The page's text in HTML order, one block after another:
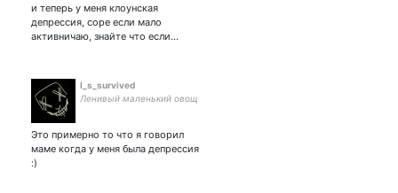
и теперь у меня клоунская
депрессия, соре если мало
активничаю, знайте что если…
l_s_survived
Ленивый маленький овощ
Это примерно то что я говорил
маме когда у меня была депрессия
:)